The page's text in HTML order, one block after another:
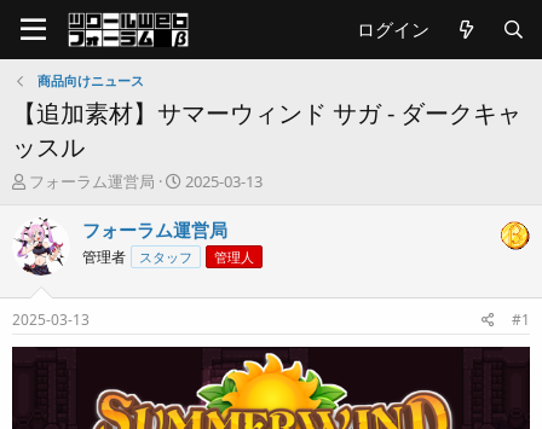
ログイン
商品向けニュース
【追加素材】サマーウィンド サガ - ダークキャ
ッスル
T
r
e
a
s
t
a
フォーラム運営局
開
日
2025-03-13
フォーラム運営局
管理者 スタッフ 管理人
2025-03-13 #1